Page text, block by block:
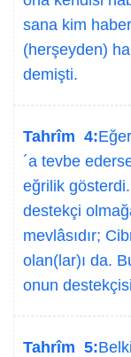
sana kim
(herşeyden)
demişti.
Tahrîm 4:
´a tevbe
eğrilik
destekçi
mevlâsıdır;
olan(lar)ı da.
onun
Tahrîm 5: